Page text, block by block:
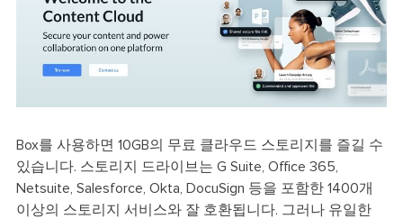
Box를 사용하면 10GB의 무료 클라우드 스토리지를 즐길 수
있습니다. 스토리지 드라이브는 G Suite, Office 365,
Netsuite, Salesforce, Okta, DocuSign 등을 포함한 1400개
이상의 스토리지 서비스와 잘 호환됩니다. 그러나 유일한